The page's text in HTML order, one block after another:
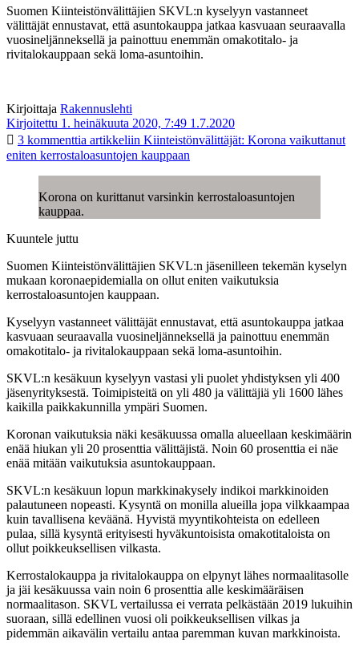
Suomen Kiinteistönvälittäjien SKVL:n kyselyyn vastanneet
välittäjät ennustavat, että asuntokauppa jatkaa kasvuaan seuraavalla
vuosineljänneksellä ja painottuu enemmän omakotitalo- ja
rivitalokauppaan sekä loma-asuntoihin.
Kirjoittaja Rakennuslehti
Kirjoitettu 1. heinäkuuta 2020, 7:49 1.7.2020
3 kommenttia artikkeliin Kiinteistönvälittäjät: Korona vaikuttanut
eniten kerrostaloasuntojen kauppaan
Korona on kurittanut varsinkin kerrostaloasuntojen
kauppaa.
Kuuntele juttu
Suomen Kiinteistönvälittäjien SKVL:n jäsenilleen tekemän kyselyn
mukaan koronaepidemialla on ollut eniten vaikutuksia
kerrostaloasuntojen kauppaan.
Kyselyyn vastanneet välittäjät ennustavat, että asuntokauppa jatkaa
kasvuaan seuraavalla vuosineljänneksellä ja painottuu enemmän
omakotitalo- ja rivitalokauppaan sekä loma-asuntoihin.
SKVL:n kesäkuun kyselyyn vastasi yli puolet yhdistyksen yli 400
jäsenyrityksestä. Toimipisteitä on yli 480 ja välittäjiä yli 1600 lähes
kaikilla paikkakunnilla ympäri Suomen.
Koronan vaikutuksia näki kesäkuussa omalla alueellaan keskimäärin
enää hiukan yli 20 prosenttia välittäjistä. Noin 60 prosenttia ei näe
enää mitään vaikutuksia asuntokauppaan.
SKVL:n kesäkuun lopun markkinakysely indikoi markkinoiden
palautuneen nopeasti. Kysyntä on monilla alueilla jopa vilkkaampaa
kuin tavallisena keväänä. Hyvistä myyntikohteista on edelleen
pulaa, sillä kysyntä erityisesti hyväkuntoisista omakotitaloista on
ollut poikkeuksellisen vilkasta.
Kerrostalokauppa ja rivitalokauppa on elpynyt lähes normaalitasolle
ja jäi kesäkuussa vain noin 6 prosenttia alle keskimääräisen
normaalitason. SKVL vertailussa ei verrata pelkästään 2019 lukuihin
suoraan, sillä edellinen vuosi oli poikkeuksellisen vilkas ja
pidemmän aikavälin vertailu antaa paremman kuvan markkinoista.